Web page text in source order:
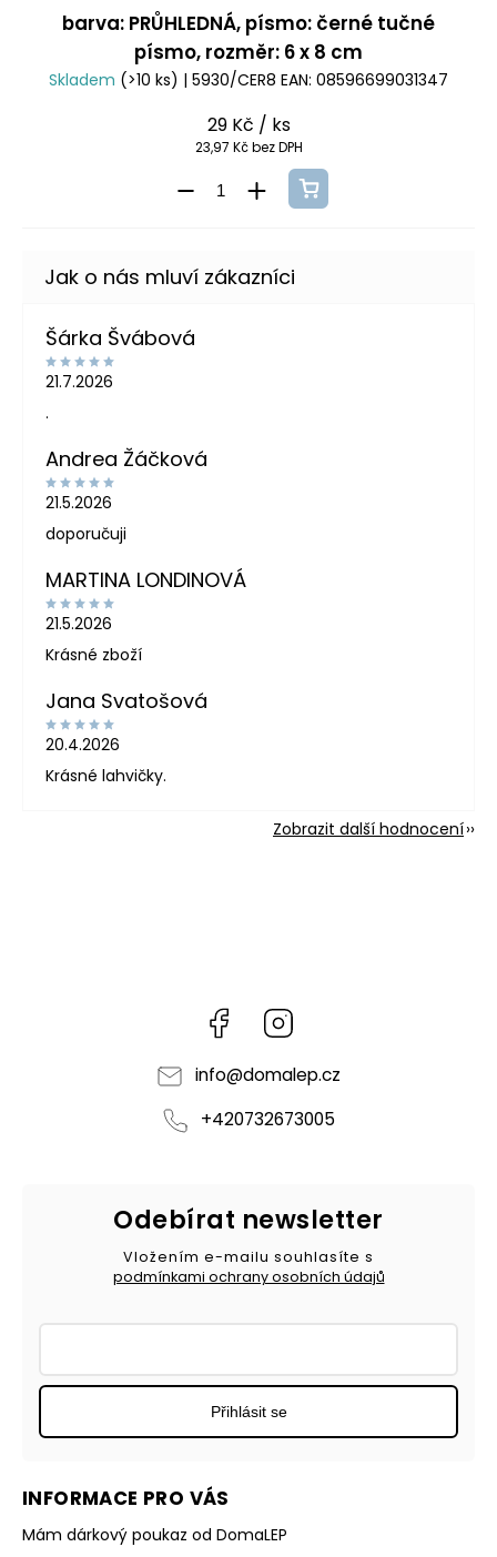
barva: PRŮHLEDNÁ, písmo: černé tučné
písmo, rozměr: 6 x 8 cm
Skladem (>10 ks) | 5930/CER8 EAN: 08596699031347
29 Kč / ks
23,97 Kč bez DPH
Šárka Švábová
21.7.2026
.
Andrea Žáčková
21.5.2026
doporučuji
MARTINA LONDINOVÁ
21.5.2026
Krásné zboží
Jana Svatošová
20.4.2026
Krásné lahvičky.
Zobrazit další hodnocení
Facebook
info@domalep.cz
+420732673005
INFORMACE PRO VÁS
Mám dárkový poukaz od DomaLEP
Odebírat newsletter
Vložením e-mailu souhlasíte s
podmínkami ochrany osobních údajů
Přihlásit se